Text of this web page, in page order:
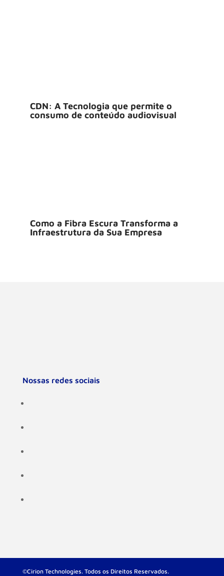
CDN: A Tecnologia que permite o
consumo de conteúdo audiovisual
Como a Fibra Escura Transforma a
Infraestrutura da Sua Empresa
Nossas redes sociais
©Cirion Technologies. Todos os Direitos Reservados.